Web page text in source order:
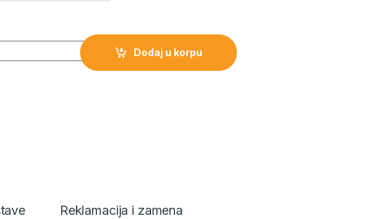
Marko 103028 BUKI količina
Dodaj u korpu
Reklamacija i zamena